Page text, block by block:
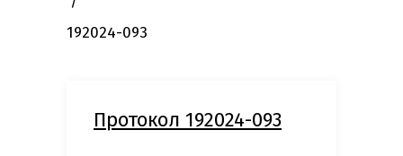
192024-093
Протокол 192024-093